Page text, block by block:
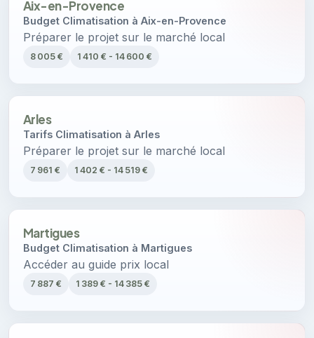
Aix-en-Provence
Budget Climatisation à Aix-en-Provence
Préparer le projet sur le marché local
8 005 € 1 410 € - 14 600 €
Arles
Tarifs Climatisation à Arles
Préparer le projet sur le marché local
7 961 € 1 402 € - 14 519 €
Martigues
Budget Climatisation à Martigues
Accéder au guide prix local
7 887 € 1 389 € - 14 385 €